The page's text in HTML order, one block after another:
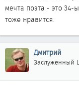
мечта поэта - это 34-
тоже нравится.
Дмитрий
Заслуженный